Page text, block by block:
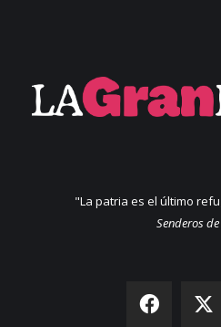
"La patria es el último
Senderos